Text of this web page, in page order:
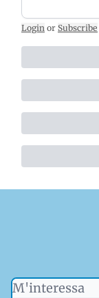
Login or Subscribe